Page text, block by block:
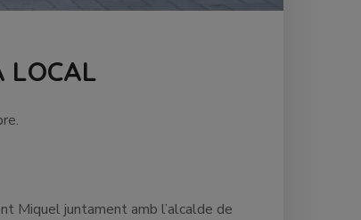
LOCAL
Miquel juntament amb l’alcalde de